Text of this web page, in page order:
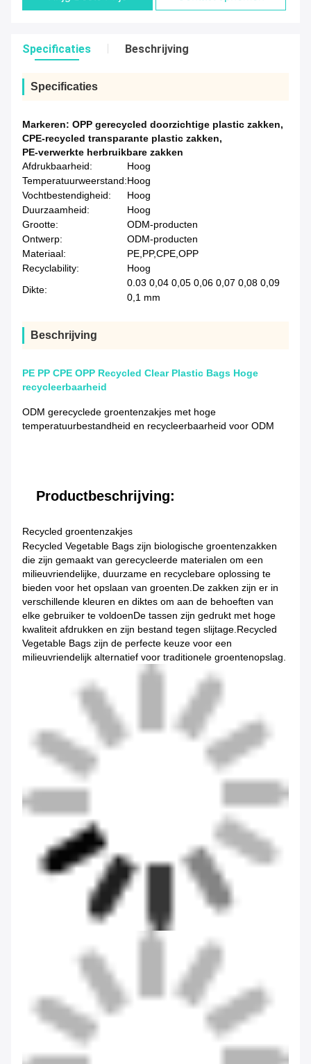
Specificaties Beschrijving
Specificaties
Markeren: OPP gerecycled doorzichtige plastic zakken,
CPE-recycled transparante plastic zakken,
PE-verwerkte herbruikbare zakken
Afdrukbaarheid:
Hoog
Temperatuurweerstand:Hoog
Vochtbestendigheid:
Hoog
Duurzaamheid:
Hoog
Grootte:
ODM-producten
Ontwerp:
ODM-producten
Materiaal:
PE,PP,CPE,OPP
Recyclability:
Hoog
Dikte:
0.03 0,04 0,05 0,06 0,07 0,08 0,09
0,1 mm
Beschrijving
PE PP CPE OPP Recycled Clear Plastic Bags Hoge
recycleerbaarheid
ODM gerecyclede groentenzakjes met hoge
temperatuurbestandheid en recycleerbaarheid voor ODM
Productbeschrijving:
Recycled groentenzakjes
Recycled Vegetable Bags zijn biologische groentenzakken
die zijn gemaakt van gerecycleerde materialen om een
milieuvriendelijke, duurzame en recyclebare oplossing te
bieden voor het opslaan van groenten.De zakken zijn er in
verschillende kleuren en diktes om aan de behoeften van
elke gebruiker te voldoenDe tassen zijn gedrukt met hoge
kwaliteit afdrukken en zijn bestand tegen slijtage.Recycled
Vegetable Bags zijn de perfecte keuze voor een
milieuvriendelijk alternatief voor traditionele groentenopslag.